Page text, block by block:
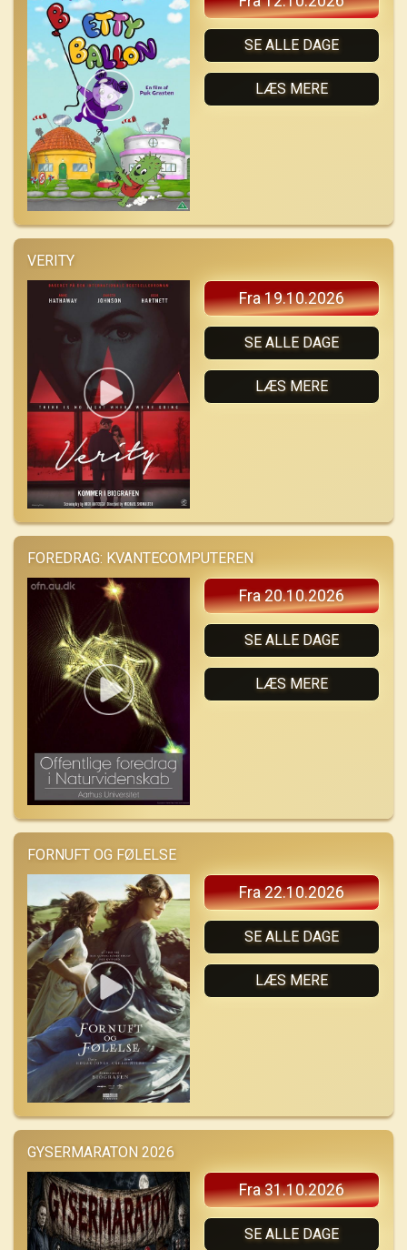
SE ALLE DAGE
LÆS MERE
VERITY
Fra 19.10.2026
SE ALLE DAGE
LÆS MERE
FOREDRAG: KVANTECOMPUTEREN
Fra 20.10.2026
SE ALLE DAGE
LÆS MERE
FORNUFT OG FØLELSE
Fra 22.10.2026
SE ALLE DAGE
LÆS MERE
GYSERMARATON 2026
Fra 31.10.2026
SE ALLE DAGE